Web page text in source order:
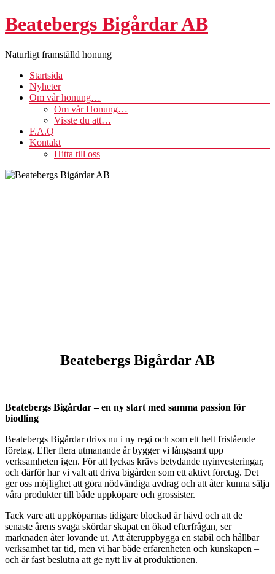
Hoppa
till
Beatebergs Bigårdar AB
Naturligt framställd honung
Meny
Startsida
Nyheter
Om vår honung…
Om vår Honung…
Visste du att…
F.A.Q
Kontakt
Hitta till oss
Beatebergs Bigårdar AB
Beatebergs Bigårdar – en ny start med samma passion för
biodling
Beatebergs Bigårdar drivs nu i ny regi och som ett helt fristående
företag. Efter flera utmanande år bygger vi långsamt upp
verksamheten igen. För att lyckas krävs betydande nyinvesteringar,
och därför har vi valt att driva bigården som ett aktivt företag. Det
ger oss möjlighet att göra nödvändiga avdrag och att åter kunna sälja
våra produkter till både uppköpare och grossister.
Tack vare att uppköparnas tidigare blockad är hävd och att de
senaste årens svaga skördar skapat en ökad efterfrågan, ser
marknaden åter lovande ut. Att återuppbygga en stabil och hållbar
verksamhet tar tid, men vi har både erfarenheten och kunskapen –
och är fast beslutna att ge nytt liv åt produktionen.